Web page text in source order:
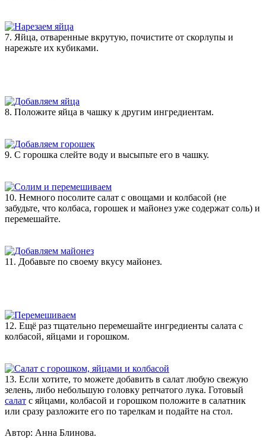
7. Яйца, отваренные вкрутую, почистите от скорлупы и
нарежьте их кубиками.
8. Положите яйца в чашку к другим ингредиентам.
9. С горошка слейте воду и высыпьте его в чашку.
10. Немного посолите салат с овощами и колбасой (не
забудьте, что колбаса, горошек и майонез уже содержат соль) и
перемешайте.
11. Добавьте по своему вкусу майонез.
12. Ещё раз тщательно перемешайте ингредиенты салата с
колбасой, яйцами и горошком.
13. Если хотите, то можете добавить в салат любую свежую
зелень, либо небольшую головку репчатого лука. Готовый
салат с яйцами, колбасой и горошком положите в салатник
или сразу разложите его по тарелкам и подайте на стол.
Автор: Анна Блинова.